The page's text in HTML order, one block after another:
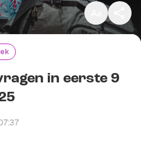
in eerste 9